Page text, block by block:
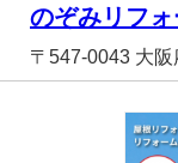
のぞみリフォ
〒547-0043 大